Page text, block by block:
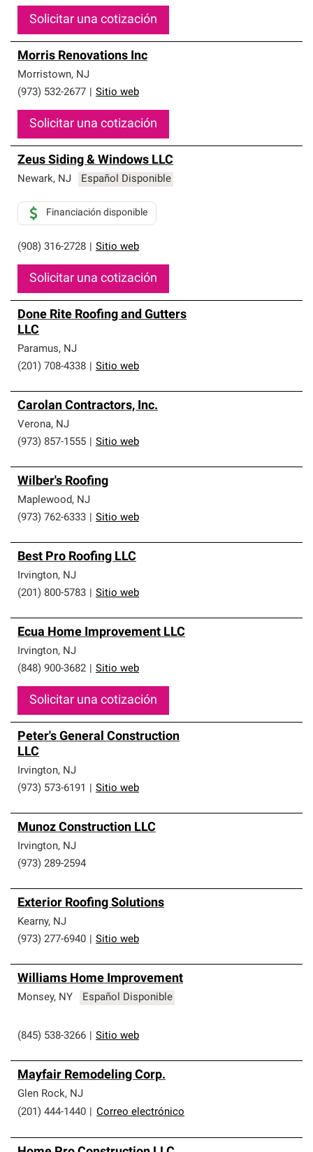
Solicitar una cotización
Morris Renovations Inc
Morristown, NJ
(973) 532-2677
Sitio web
Solicitar una cotización
Zeus Siding & Windows LLC
Newark, NJ Español Disponible
(908) 316-2728 Sitio web
Financiación disponible
Solicitar una cotización
Done Rite Roofing and Gutters
LLC
Paramus, NJ
(201) 708-4338
Sitio web
Carolan Contractors, Inc.
Verona, NJ
(973) 857-1555
Sitio web
Wilber's Roofing
Maplewood, NJ
(973) 762-6333
Sitio web
Best Pro Roofing LLC
Irvington, NJ
(201) 800-5783
Sitio web
Ecua Home Improvement LLC
Irvington, NJ
(848) 900-3682
Sitio web
Solicitar una cotización
Peter's General Construction
LLC
Irvington, NJ
(973) 573-6191
Sitio web
Munoz Construction LLC
Irvington, NJ
(973) 289-2594
Exterior Roofing Solutions
Kearny, NJ
(973) 277-6940
Sitio web
Williams Home Improvement
Monsey, NY Español Disponible
(845) 538-3266 Sitio web
Mayfair Remodeling Corp.
Glen Rock, NJ
(201) 444-1440
Correo electrónico